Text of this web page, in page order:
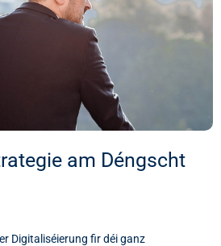
am Déngscht
Digitaliséierung fir déi ganz